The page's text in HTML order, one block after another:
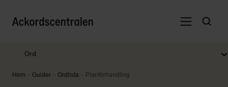
Hem Guider Ordlista Planförhandling
Ord